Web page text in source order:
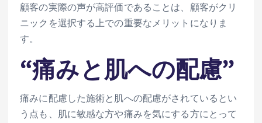
顧客の実際の声が高評価であることは、顧客がクリ
ニックを選択する上での重要なメリットになりま
す。
“痛みと肌への配慮”
痛みに配慮した施術と肌への配慮がされているとい
う点も、肌に敏感な方や痛みを気にする方にとって